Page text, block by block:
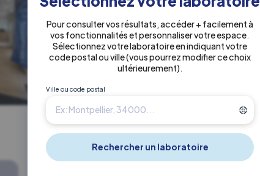
Pour consulter vos résultats, accéder + facilement à
vos fonctionnalités et personnaliser votre espace.
Sélectionnez votre laboratoire en indiquant votre
code postal ou ville(vous pourrez modifier ce choix
ultérieurement)
Ville ou code postal